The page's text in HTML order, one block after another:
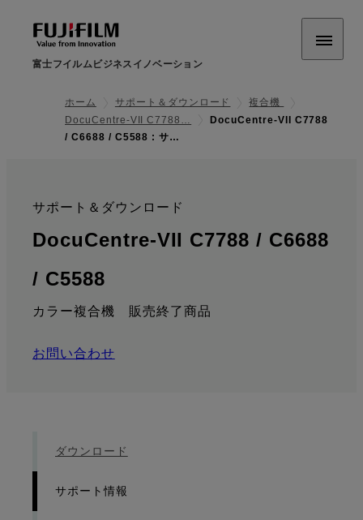
富士フイルムビジネスイノベーション
ホーム サポート＆ダウンロード
複合機
DocuCentre-VII C7788…
DocuCentre-VII C7788
/ C6688 / C5588 : サ…
サポート＆ダウンロード
:
DocuCentre-VII C7788 / C6688
/ C5588: サポート情報
カラー複合機 販売終了商品
お問い合わせ
ダウンロード
サポート情報